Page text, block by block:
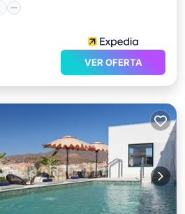
VER OFERTA